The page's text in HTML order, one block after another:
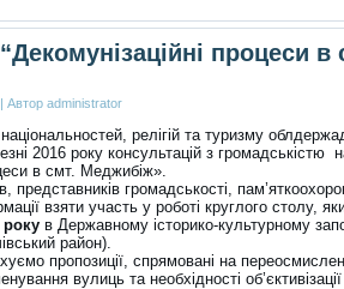
процеси в
| Автор administrator
релігій та туризму
2016 року консультацій з громадськістю
в смт. Меджибіж».
представників громадськості,
взяти участь у роботі круглого столу,
року в Державному історико-культурному
район).
пропозиції, спрямовані на
вулиць та необхідності